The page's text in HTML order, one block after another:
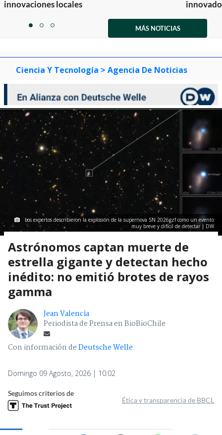
innovaciones locales
itemitemitem
MÁS NOTICIAS
Ciencia Y Tecnología > Agencia De Noticias
Los expertos describieron la explosión de la supernova SN 2026gzf como un evento
muy breve y difícil de detectar | DW
Astrónomos captan muerte de
estrella gigante y detectan hecho
inédito: no emitió brotes de rayos
gamma
Jean Valencia
Periodista de Prensa en BioBioChile
Con información deDeutsche Welle
Domingo 09 Agosto, 2026 | 10:02
Seguimos criterios de
Ética y transparencia de BBCL